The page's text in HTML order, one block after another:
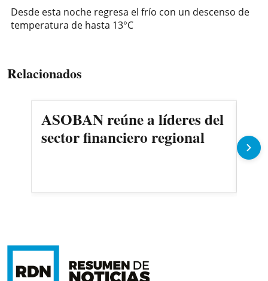
Desde esta noche regresa el frío con un descenso de
temperatura de hasta 13°C
Relacionados
ASOBAN reúne a líderes del
sector financiero regional